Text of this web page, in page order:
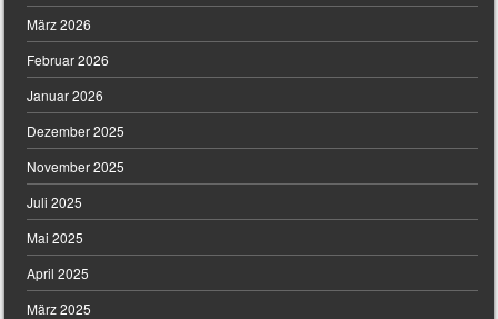
März 2026
Februar 2026
Januar 2026
Dezember 2025
November 2025
Juli 2025
Mai 2025
April 2025
März 2025